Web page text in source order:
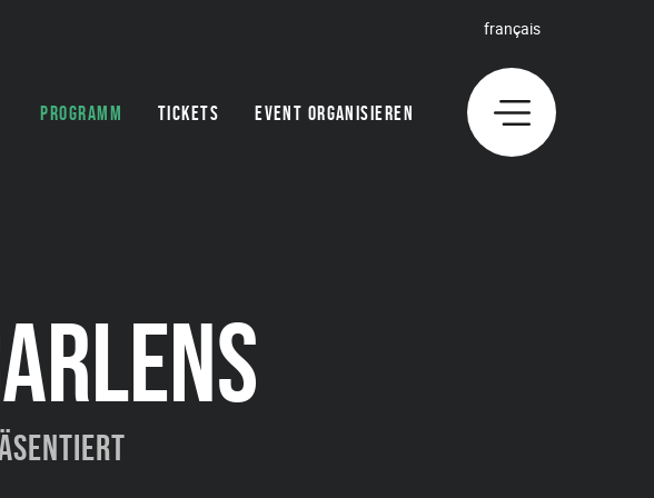
PROGRAMM TICKETS EVENT ORGANISIEREN
français